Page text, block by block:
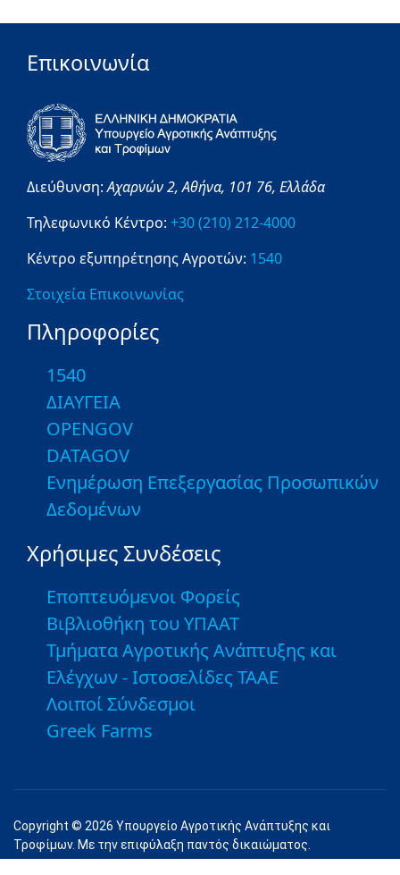
Επικοινωνία
Διεύθυνση:Αχαρνών 2,Αθήνα, 101 76, Ελλάδα
Τηλεφωνικό Κέντρο: +30 (210) 212-4000
Κέντρο εξυπηρέτησης Αγροτών: 1540
Στοιχεία Επικοινωνίας
Πληροφορίες
1540
ΔΙΑΥΓΕΙΑ
OPENGOV
DATAGOV
Ενημέρωση Επεξεργασίας Προσωπικών
Δεδομένων
Χρήσιμες Συνδέσεις
Εποπτευόμενοι Φορείς
Βιβλιοθήκη του ΥΠΑΑΤ
Τμήματα Αγροτικής Ανάπτυξης και
Ελέγχων - Ιστοσελίδες ΤΑΑΕ
Λοιποί Σύνδεσμοι
Greek Farms
Copyright © 2026 Υπουργείο Αγροτικής Ανάπτυξης και
Τροφίμων. Με την επιφύλαξη παντός δικαιώματος.